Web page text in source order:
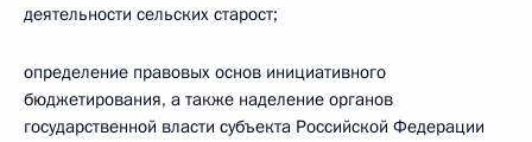
деятельности сельских старост;
определение правовых основ инициативного
бюджетирования, а также наделение органов
государственной власти субъекта Российской Федерации